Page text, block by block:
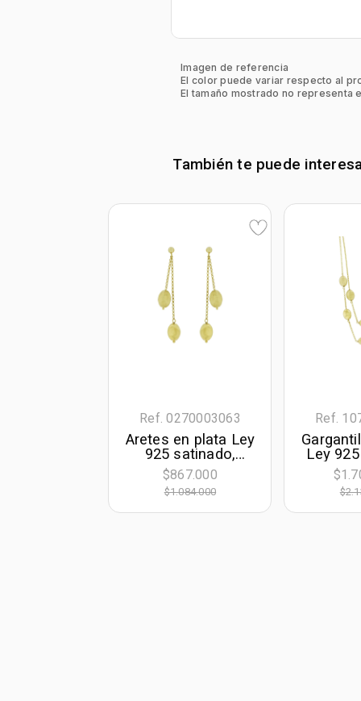
Imagen de referencia
El color puede variar respecto al
El tamaño mostrado no representa
También te puede
Ref. 0270003063
Aretes en plata Ley
925 satinado,
Figuras
geométricas, de la
coleccion Sueños
$867.000
$1.084.000
Ref.
Ley
cm. de
mm. de